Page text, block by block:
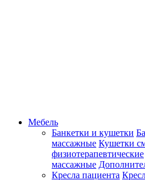
Мебель
Банкетки и кушетки
массажные Кушетки
физиотерапевтические
массажные
Кресла пациента